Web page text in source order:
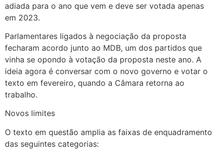
adiada para o ano que vem e deve ser votada apenas
em 2023.
Parlamentares ligados à negociação da proposta
fecharam acordo junto ao MDB, um dos partidos que
vinha se opondo à votação da proposta neste ano. A
ideia agora é conversar com o novo governo e votar o
texto em fevereiro, quando a Câmara retorna ao
trabalho.
Novos limites
O texto em questão amplia as faixas de enquadramento
das seguintes categorias: